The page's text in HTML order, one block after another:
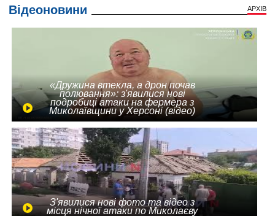
Відеоновини АРХІВ
«Дружина втекла, а дрон почав
полювання»: з'явилися нові
подробиці атаки на фермера з
Миколаївщини у Херсоні (відео)
З'явилися нові фото та відео з
місця нічної атаки по Миколаєву